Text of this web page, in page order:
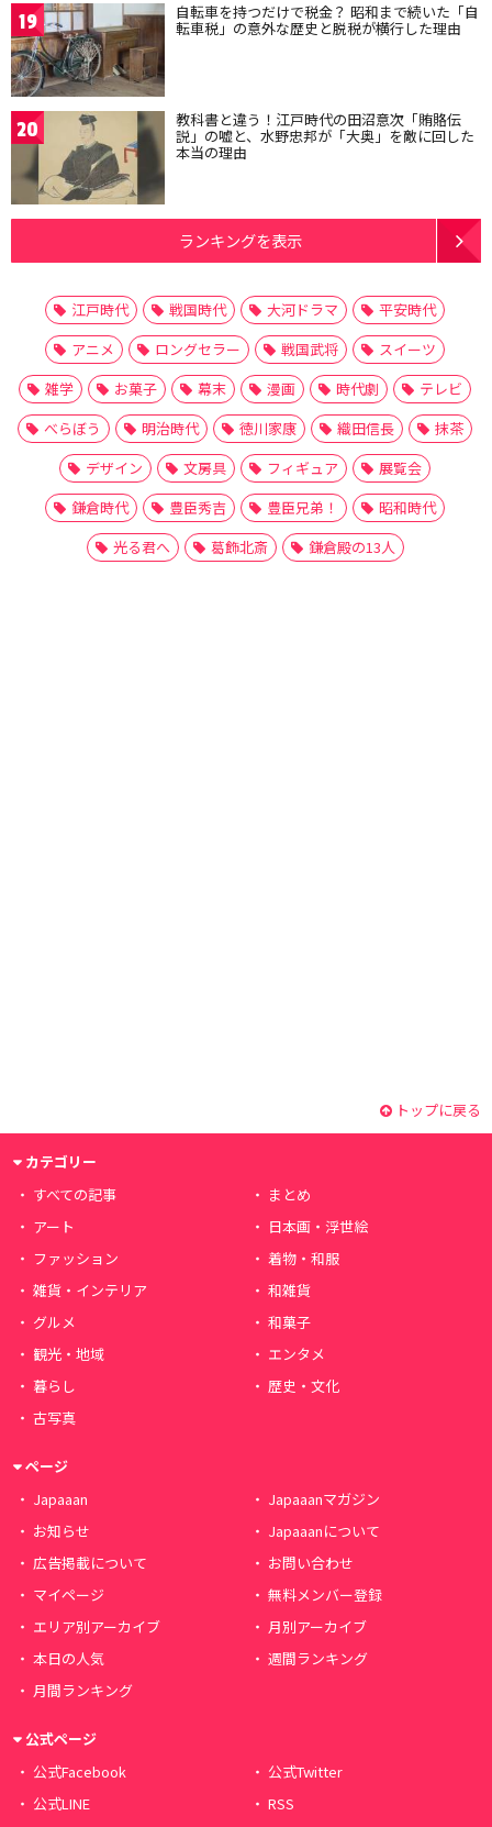
19 自転車を持つだけで税金？ 昭和まで続いた「自
転車税」の意外な歴史と脱税が横行した理由
20 教科書と違う！江戸時代の田沼意次「賄賂伝
説」の嘘と、水野忠邦が「大奥」を敵に回した
本当の理由
ランキングを表示
江戸時代 戦国時代 大河ドラマ
平安時代
アニメ
ロングセラー 戦国武将
スイーツ
雑学
お菓子 幕末 漫画 時代劇
テレビ
べらぼう
明治時代 徳川家康 織田信長
抹茶
デザイン
文房具 フィギュア
展覧会
鎌倉時代
豊臣秀吉 豊臣兄弟！
昭和時代
光る君へ
葛飾北斎 鎌倉殿の13人
トップに戻る
カテゴリー
すべての記事
まとめ
アート
日本画・浮世絵
ファッション
着物・和服
雑貨・インテリア
和雑貨
グルメ
和菓子
観光・地域
エンタメ
暮らし
歴史・文化
古写真
ページ
Japaaan
Japaaanマガジン
お知らせ
Japaaanについて
広告掲載について
お問い合わせ
マイページ
無料メンバー登録
エリア別アーカイブ
月別アーカイブ
本日の人気
週間ランキング
月間ランキング
公式ページ
公式Facebook
公式Twitter
公式LINE
RSS